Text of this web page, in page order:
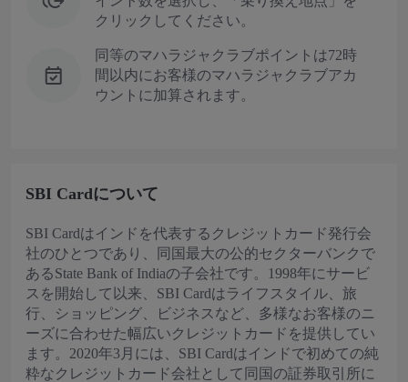
クリックしてください。
同等のマハラジャクラブポイントは72時
間以内にお客様のマハラジャクラブアカ
ウントに加算されます。
SBI Cardについて
SBI Cardはインドを代表するクレジットカード発行会
社のひとつであり、同国最大の公的セクターバンクで
あるState Bank of Indiaの子会社です。1998年にサービ
スを開始して以来、SBI Cardはライフスタイル、旅
行、ショッピング、ビジネスなど、多様なお客様のニ
ーズに合わせた幅広いクレジットカードを提供してい
ます。2020年3月には、SBI Cardはインドで初めての純
粋なクレジットカード会社として同国の証券取引所に